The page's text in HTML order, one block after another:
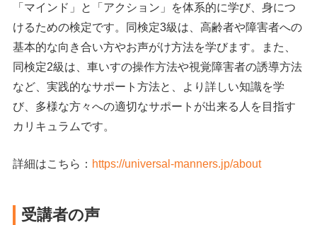
「マインド」と「アクション」を体系的に学び、身につ
けるための検定です。同検定3級は、高齢者や障害者への
基本的な向き合い方やお声がけ方法を学びます。また、
同検定2級は、車いすの操作方法や視覚障害者の誘導方法
など、実践的なサポート方法と、より詳しい知識を学
び、多様な方々への適切なサポートが出来る人を目指す
カリキュラムです。
詳細はこちら： https://universal-manners.jp/about
受講者の声